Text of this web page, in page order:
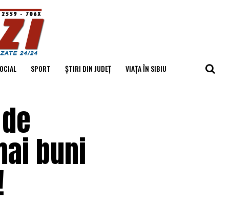
SPORT ȘTIRI DIN JUDEȚ VIAȚA ÎN SIBIU
buni